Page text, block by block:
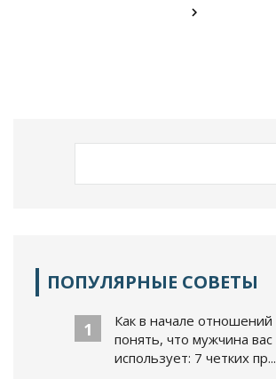
ПОПУЛЯРНЫЕ СОВЕТЫ
1
Как в начале отношений
понять, что мужчина вас
использует: 7 четких пр...